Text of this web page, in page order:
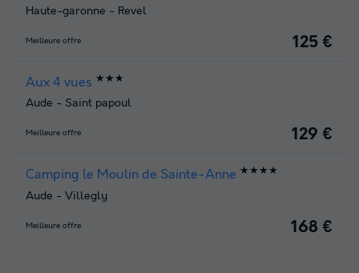
Haute-garonne - Revel
Meilleure offre 125 €
Aux 4 vues ★★★
Aude - Saint papoul
Meilleure offre 129 €
Camping le Moulin de Sainte-Anne ★★★★
Aude - Villegly
Meilleure offre 168 €